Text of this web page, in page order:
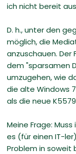
ich nicht bereit
D. h., unter den
möglich, die
anzuschauen. Der
dem "sparsamen
umzugehen, wie
die alte Windows
als die neue
Meine Frage:
es (für einen IT-
Problem in soweit